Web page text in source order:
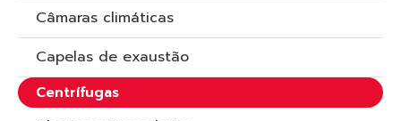
Câmaras climáticas
Capelas de exaustão
Centrífugas